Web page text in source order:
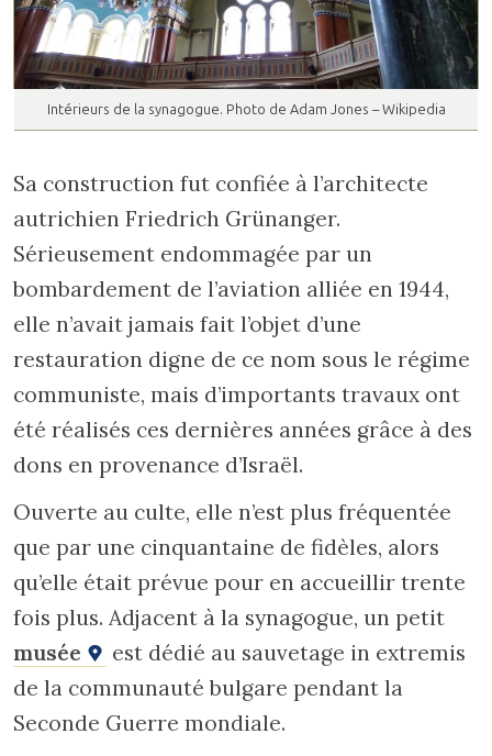
Intérieurs de la synagogue. Photo de Adam Jones – Wikipedia
Sa construction fut confiée à l’architecte
autrichien Friedrich Grünanger.
Sérieusement endommagée par un
bombardement de l’aviation alliée en 1944,
elle n’avait jamais fait l’objet d’une
restauration digne de ce nom sous le régime
communiste, mais d’importants travaux ont
été réalisés ces dernières années grâce à des
dons en provenance d’Israël.
Ouverte au culte, elle n’est plus fréquentée
que par une cinquantaine de fidèles, alors
qu’elle était prévue pour en accueillir trente
fois plus. Adjacent à la synagogue, un petit
musée
est dédié au sauvetage in extremis
de la communauté bulgare pendant la
Seconde Guerre mondiale.